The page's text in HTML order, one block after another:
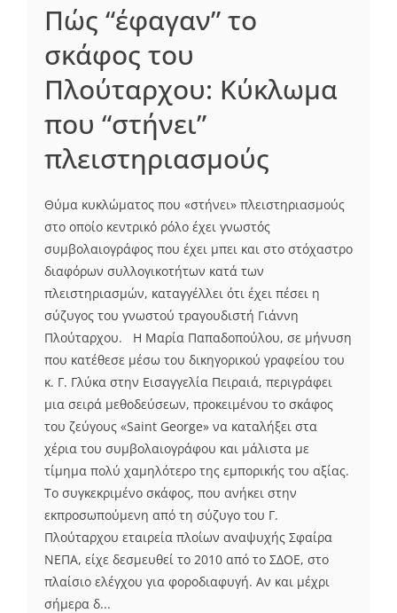
Πώς “έφαγαν” το
σκάφος του
Πλούταρχου: Κύκλωμα
που “στήνει”
πλειστηριασμούς
Θύμα κυκλώματος που «στήνει» πλειστηριασμούς
στο οποίο κεντρικό ρόλο έχει γνωστός
συμβολαιογράφος που έχει μπει και στο στόχαστρο
διαφόρων συλλογικοτήτων κατά των
πλειστηριασμών, καταγγέλλει ότι έχει πέσει η
σύζυγος του γνωστού τραγουδιστή Γιάννη
Πλούταρχου. Η Μαρία Παπαδοπούλου, σε μήνυση
που κατέθεσε μέσω του δικηγορικού γραφείου του
κ. Γ. Γλύκα στην Εισαγγελία Πειραιά, περιγράφει
μια σειρά μεθοδεύσεων, προκειμένου το σκάφος
του ζεύγους «Saint George» να καταλήξει στα
χέρια του συμβολαιογράφου και μάλιστα με
τίμημα πολύ χαμηλότερο της εμπορικής του αξίας.
Το συγκεκριμένο σκάφος, που ανήκει στην
εκπροσωπούμενη από τη σύζυγο του Γ.
Πλούταρχου εταιρεία πλοίων αναψυχής Σφαίρα
ΝΕΠΑ, είχε δεσμευθεί το 2010 από το ΣΔΟΕ, στο
πλαίσιο ελέγχου για φοροδιαφυγή. Αν και μέχρι
σήμερα δ...